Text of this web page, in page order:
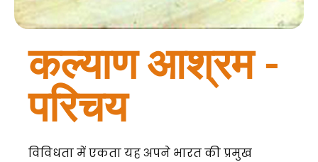
कल्याण आश्रम -
परिचय
विविधता में एकता यह अपने भारत की प्रमुख